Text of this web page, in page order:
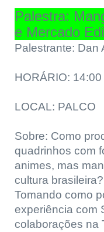
Palestra:
e Mercado
Palestrante: Dan
HORÁRIO: 14:00
LOCAL: PALCO
Sobre: Como
quadrinhos com
animes, mas
cultura brasileira?
Tomando como
experiência com
colaborações na